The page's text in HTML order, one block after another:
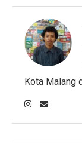
Kota Malang